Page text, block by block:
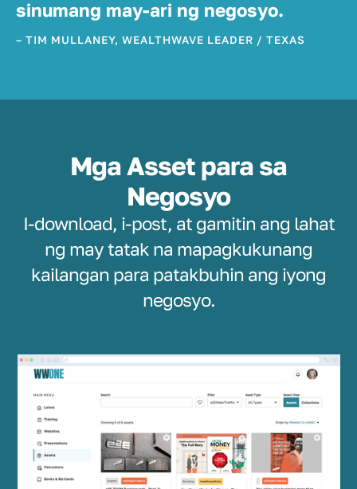
sinumang may-ari ng negosyo.
– TIM MULLANEY, WEALTHWAVE LEADER / TEXAS
Mga Asset para sa
Negosyo
I-download, i-post, at gamitin ang lahat
ng may tatak na mapagkukunang
kailangan para patakbuhin ang iyong
negosyo.